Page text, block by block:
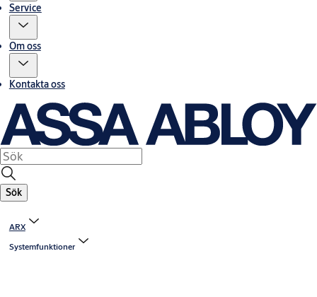
Service
Om oss
Kontakta oss
Sök
ARX
Systemfunktioner